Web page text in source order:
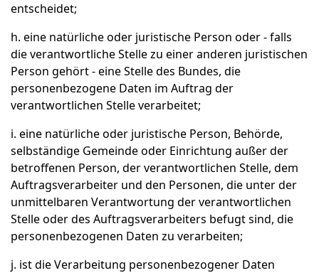
entscheidet;
h. eine natürliche oder juristische Person oder - falls
die verantwortliche Stelle zu einer anderen juristischen
Person gehört - eine Stelle des Bundes, die
personenbezogene Daten im Auftrag der
verantwortlichen Stelle verarbeitet;
i. eine natürliche oder juristische Person, Behörde,
selbständige Gemeinde oder Einrichtung außer der
betroffenen Person, der verantwortlichen Stelle, dem
Auftragsverarbeiter und den Personen, die unter der
unmittelbaren Verantwortung der verantwortlichen
Stelle oder des Auftragsverarbeiters befugt sind, die
personenbezogenen Daten zu verarbeiten;
j. ist die Verarbeitung personenbezogener Daten